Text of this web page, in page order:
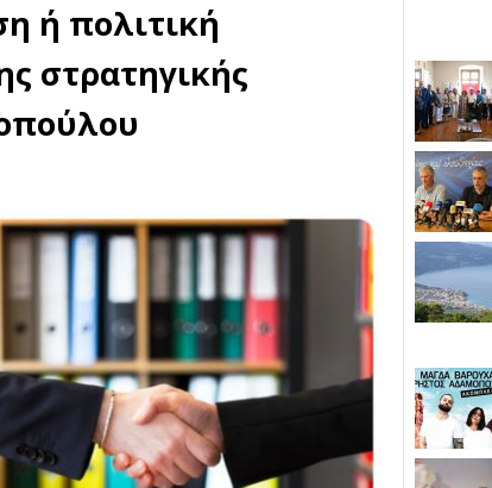
ή πολιτική
στρατηγικής